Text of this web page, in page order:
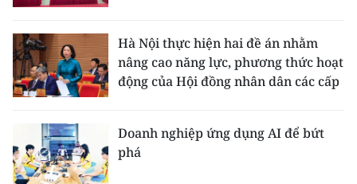
Hà Nội thực hiện hai đề án nhằm
nâng cao năng lực, phương thức hoạt
động của Hội đồng nhân dân các cấp
Doanh nghiệp ứng dụng AI để bứt
phá